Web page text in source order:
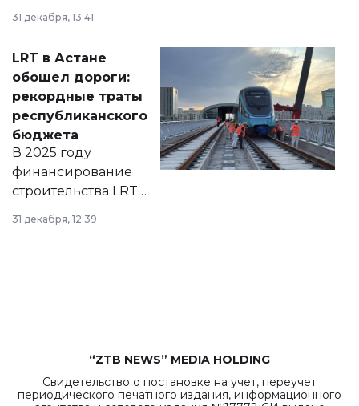
города на 2026–
2028 годы.
документ
появился в базе
нормативных
правовых актов и
на сайте маслихат
города.
31 декабря, 13:41
LRT в Астане
обошел дороги:
рекордные траты
республиканского
бюджета
В 2025 году
финансирование
строительства LRT
в Астане из
республиканского
31 декабря, 12:39
“ZTB NEWS” MEDIA HOLDING
Свидетельство о постановке на учет, переучет
периодического печатного издания, информационного